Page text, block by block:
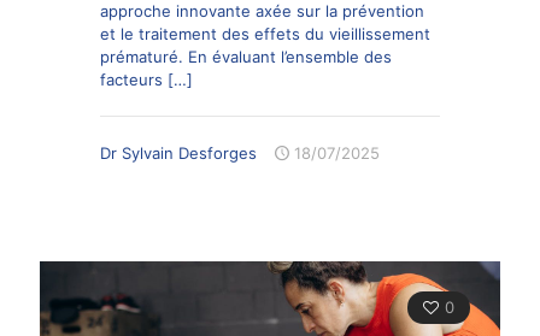
approche innovante axée sur la prévention
et le traitement des effets du vieillissement
prématuré. En évaluant l’ensemble des
facteurs […]
Dr Sylvain Desforges 18/07/2025
0